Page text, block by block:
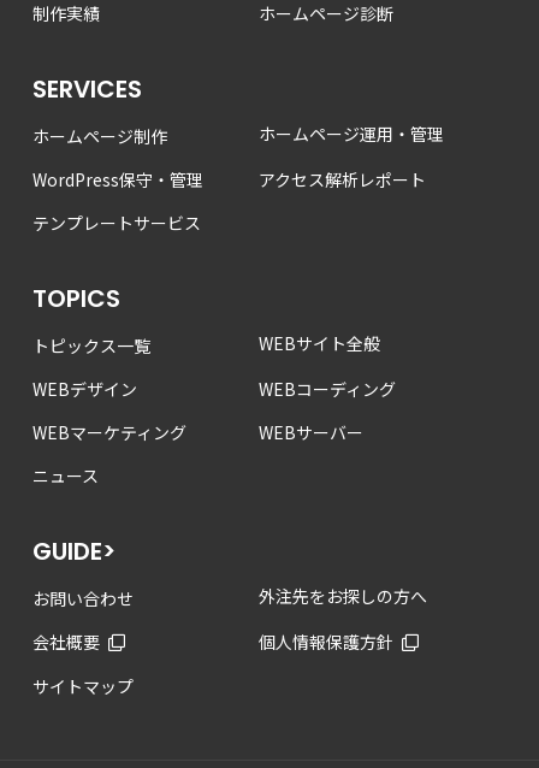
制作実績
ホームページ診断
SERVICES
ホームページ制作
ホームページ運用・管理
WordPress保守・管理
アクセス解析レポート
テンプレートサービス
TOPICS
トピックス一覧
WEBサイト全般
WEBデザイン
WEBコーディング
WEBマーケティング
WEBサーバー
ニュース
GUIDE>
お問い合わせ
外注先をお探しの方へ
会社概要
個人情報保護方針
サイトマップ